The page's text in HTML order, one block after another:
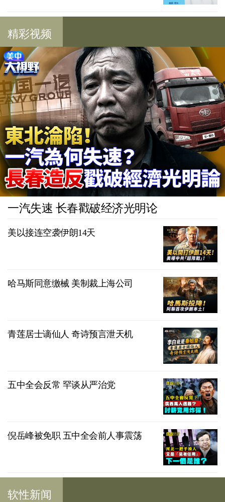
精彩视频
一汽失速 长春戳破经济光明论
美以接连空袭伊朗14天
哈马斯同意缴械 美制裁上海公司
青莲居士谪仙人 奇诗预言泄天机
五中全会反常 罕谈从严治党
倪岳峰被免职 五中全会前人事震荡
软性新闻